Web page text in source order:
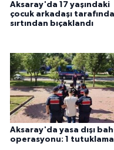
Aksaray'da 17 yaşındaki
çocuk arkadaşı
sırtından bıçaklandı
Aksaray'da yasa dışı
operasyonu: 1 tutuklama